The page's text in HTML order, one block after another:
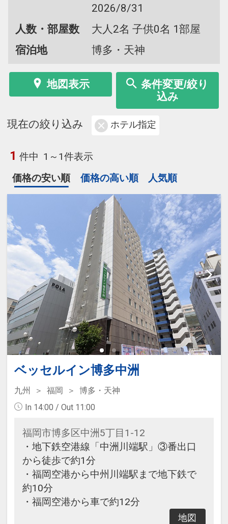
2026/8/31
人数・部屋数
大人2名 子供0名 1部屋
宿泊地
博多・天神
地図表示
条件変更/絞り
込み
現在の絞り込み ホテル指定
1 件中 1～1件表示
価格の安い順
価格の高い順 人気順
ベッセルイン博多中洲
九州 福岡
博多・天神
In 14:00 / Out 11:00
福岡市博多区中洲5丁目1-12
・地下鉄空港線「中洲川端駅」③番出口
から徒歩で約1分
・福岡空港から中州川端駅まで地下鉄で
約10分
・福岡空港から車で約12分
地図